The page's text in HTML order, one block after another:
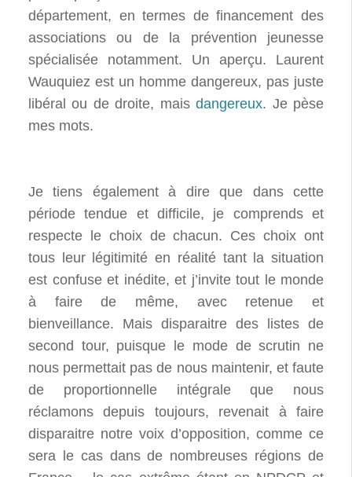
département, en termes de financement des
associations ou de la prévention jeunesse
spécialisée notamment. Un aperçu. Laurent
Wauquiez est un homme dangereux, pas juste
libéral ou de droite, maisdangereux. Je pèse
mes mots.
Je tiens également à dire que dans cette
période tendue et difficile, je comprends et
respecte le choix de chacun. Ces choix ont
tous leur légitimité en réalité tant la situation
est confuse et inédite, et j’invite tout le monde
à faire de même, avec retenue et
bienveillance. Mais disparaitre des listes de
second tour, puisque le mode de scrutin ne
nous permettait pas de nous maintenir, et faute
de proportionnelle intégrale que nous
réclamons depuis toujours, revenait à faire
disparaitre notre voix d’opposition, comme ce
sera le cas dans de nombreuses régions de